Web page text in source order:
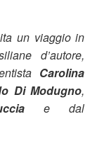
un viaggio in
d’autore,
Carolina
Di Modugno,
e dal